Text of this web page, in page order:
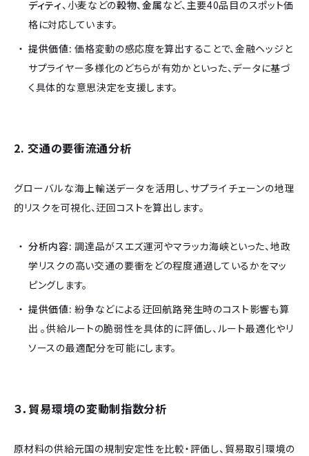
ディティ、小麦などの穀物、金属など、主要40品目のスポット価
格に対応しています。
提供価値: 価格変動の感応度を算出することで、金融ヘッジと
サプライヤー多様化のどちらが有効かといった、データに基づ
く具体的な意思決定を支援します。
2. 交通の要衝流通分析
グローバルな海上輸送データを活用し、サプライチェーンの地理
的リスクを可視化、迂回コストを算出します。
分析内容: 調達品がスエズ運河やマラッカ海峡といった、地政
学リスクの高い交通の要衝をどの程度通過しているかをマッ
ピングします。
提供価値: 紛争などによる迂回航路発生時のコスト影響も算
出 。供給ルートの脆弱性を具体的に評価し、ルート最適化やリ
ソースの最適配分を可能にします。
３．貿易環境の変動制指数分析
原材料の供給元国の規制安定性を比較・評価し、貿易取引環境の